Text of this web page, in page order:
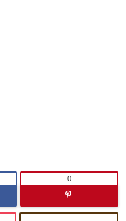
0